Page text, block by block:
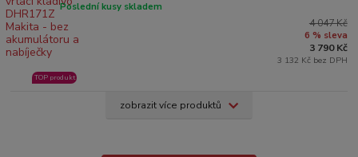
Poslední kusy skladem
TOP produkt
4 047 Kč
6 % sleva
3 790 Kč
3 132 Kč bez DPH
zobrazit více produktů